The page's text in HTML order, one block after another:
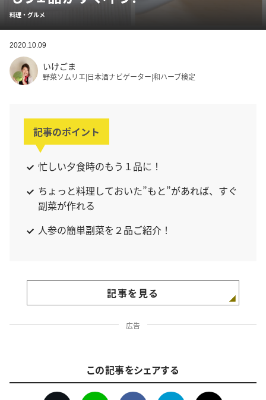
料理・グルメ
2020.10.09
いけごま
野菜ソムリエ|日本酒ナビゲーター|和ハーブ検定
記事のポイント
忙しい夕食時のもう１品に！
ちょっと料理しておいた”もと”があれば、すぐ
副菜が作れる
人参の簡単副菜を２品ご紹介！
記事を見る
広告
この記事をシェアする